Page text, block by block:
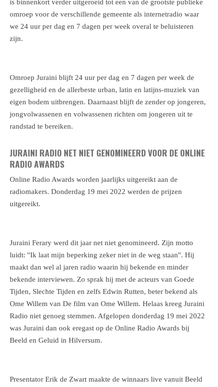
is binnenkort verder uitgeroeid tot een van de grootste publieke
omroep voor de verschillende gemeente als internetradio waar
we 24 uur per dag en 7 dagen per week overal te beluisteren
zijn.
Omroep Juraini blijft 24 uur per dag en 7 dagen per week de
gezelligheid en de allerbeste urban, latin en latijns-muziek van
eigen bodem uitbrengen. Daarnaast blijft de zender op jongeren,
jongvolwassenen en volwassenen richten om jongeren uit te
randstad te bereiken.
JURAINI RADIO NET NIET GENOMINEERD VOOR DE ONLINE
RADIO AWARDS
Online Radio Awards worden jaarlijks uitgereikt aan de
radiomakers. Donderdag 19 mei 2022 werden de prijzen
uitgereikt.
Juraini Ferary werd dit jaar net niet genomineerd. Zijn motto
luidt: ''Ik laat mijn beperking zeker niet in de weg staan''. Hij
maakt dan wel al jaren radio waarin hij bekende en minder
bekende interviewen. Zo sprak hij met de acteurs van Goede
Tijden, Slechte Tijden en zelfs Edwin Rutten, beter bekend als
Ome Willem van De film van Ome Willem. Helaas kreeg Juraini
Radio niet genoeg stemmen. Afgelopen donderdag 19 mei 2022
was Juraini dan ook eregast op de Online Radio Awards bij
Beeld en Geluid in Hilversum.
Presentator Erik de Zwart maakte de winnaars live vanuit Beeld